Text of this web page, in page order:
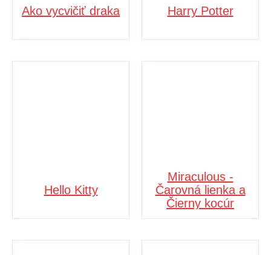
Ako vycvičiť draka Harry Potter
Hello Kitty
Miraculous -
Čarovná lienka a
Čierny kocúr